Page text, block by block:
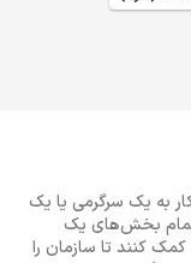
به یک سرگرمی یا یک
تمام بخش‌های یک
کنند تا سازمان را